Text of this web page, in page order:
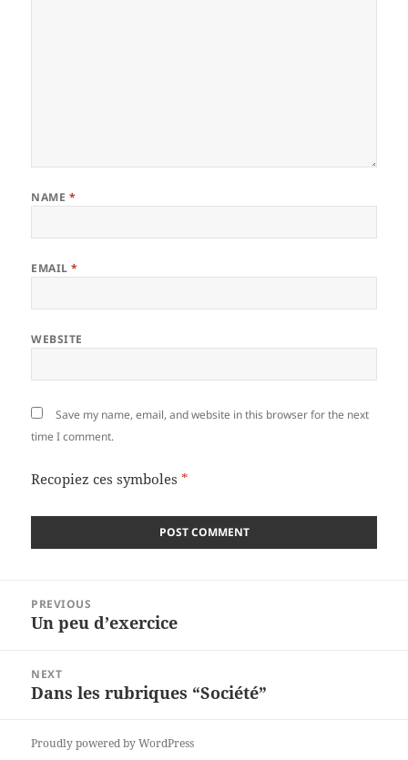
NAME *
EMAIL*
WEBSITE
Save my name, email, and website in this browser for the next
time I comment.
Recopiez ces symboles *
navigation
PREVIOUS
Previous
Un peu d’exercice
NEXT
Next
Dans les rubriques “Société”
Proudly powered by WordPress